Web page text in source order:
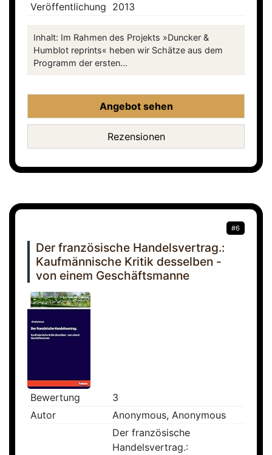
Veröffentlichung 2013
Inhalt: Im Rahmen des Projekts »Duncker &
Humblot reprints« heben wir Schätze aus dem
Programm der ersten...
Angebot sehen
Rezensionen
#6
Der französische Handelsvertrag.:
Kaufmännische Kritik desselben -
von einem Geschäftsmanne
Bewertung
3
Autor
Anonymous, Anonymous
Der französische
Handelsvertrag.: